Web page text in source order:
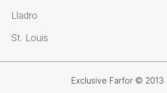
Lladro
St. Louis
Exclusive Farfor © 2013